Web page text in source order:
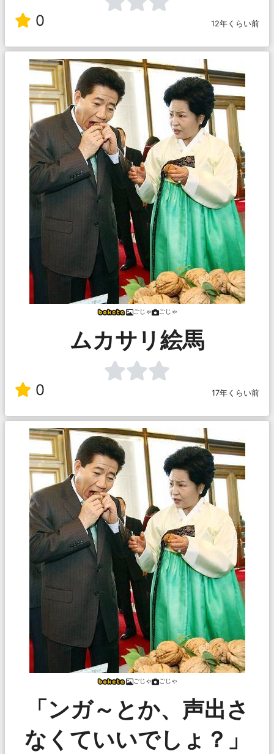
0 12年くらい前
ごじゃ ごじゃ
ムカサリ絵馬
0 17年くらい前
ごじゃ ごじゃ
「ンガ～とか、声出さ
なくていいでしょ？」